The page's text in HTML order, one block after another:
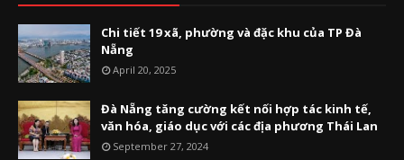
Chi tiết 19 xã, phường và đặc khu của TP Đà
Nẵng
April 20, 2025
Đà Nẵng tăng cường kết nối hợp tác kinh tế,
văn hóa, giáo dục với các địa phương Thái Lan
September 27, 2024